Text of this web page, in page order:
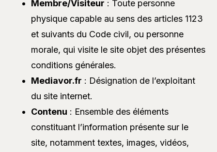
Membre/Visiteur : Toute personne
physique capable au sens des articles 1123
et suivants du Code civil, ou personne
morale, qui visite le site objet des présentes
conditions générales.
Mediavor.fr : Désignation de l’exploitant
du site internet.
Contenu : Ensemble des éléments
constituant l’information présente sur le
site, notamment textes, images, vidéos,